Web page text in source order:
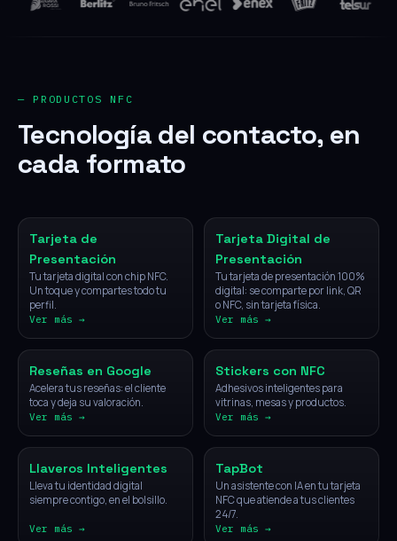
— PRODUCTOS NFC
Tecnología del contacto, en
cada formato
Tarjeta de
Presentación
Tu tarjeta digital con chip NFC.
Un toque y compartes todo tu
perfil.
Ver más →
Tarjeta Digital de
Presentación
Tu tarjeta de presentación 100%
digital: se comparte por link, QR
o NFC, sin tarjeta física.
Ver más →
NFC
Reseñas en Google
Acelera tus reseñas: el cliente
toca y deja su valoración.
Ver más →
NFC
Stickers con NFC
Adhesivos inteligentes para
vitrinas, mesas y productos.
Ver más →
NFC
Llaveros Inteligentes
Lleva tu identidad digital
siempre contigo, en el bolsillo.
Ver más →
IA
TapBot
Un asistente con IA en tu tarjeta
NFC que atiende a tus clientes
24/7.
Ver más →